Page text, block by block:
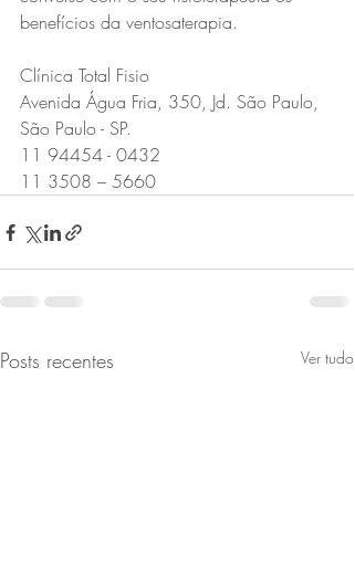
benefícios da ventosaterapia.
Clínica Total Fisio
Avenida Água Fria, 350, Jd. São Paulo,
São Paulo - SP.
11 94454 - 0432
11 3508 – 5660
Posts recentes Ver tudo